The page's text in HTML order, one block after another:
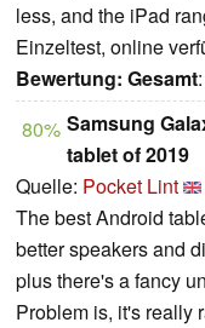
less, and the iPad
Einzeltest, online
Bewertung: Gesamt
80% Samsung
tablet of 2019
Quelle: Pocket Lint
The best Android
better speakers and
plus there's a fancy
Problem is, it's really